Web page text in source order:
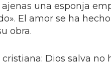
una esponja
El amor se ha
obra.
Dios salva